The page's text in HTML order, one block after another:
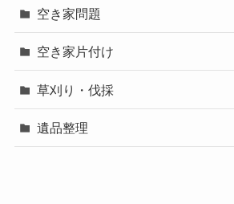
空き家問題
空き家片付け
草刈り・伐採
遺品整理